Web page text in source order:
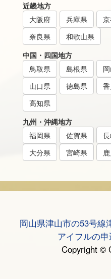
近畿地方
大阪府
兵庫県
奈良県
和歌山県
中国・四国地方
鳥取県
島根県
山口県
徳島県
高知県
九州・沖縄地方
福岡県
佐賀県
大分県
宮崎県
岡山県津山市の53号線
アイフルの
Copyright ©